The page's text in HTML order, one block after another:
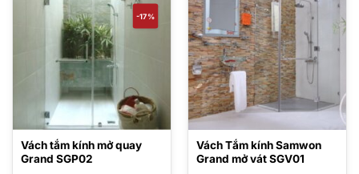
-17%
Vách tắm kính mở quay
Grand SGP02
Vách Tắm kính Samwon
Grand mở vát SGV01